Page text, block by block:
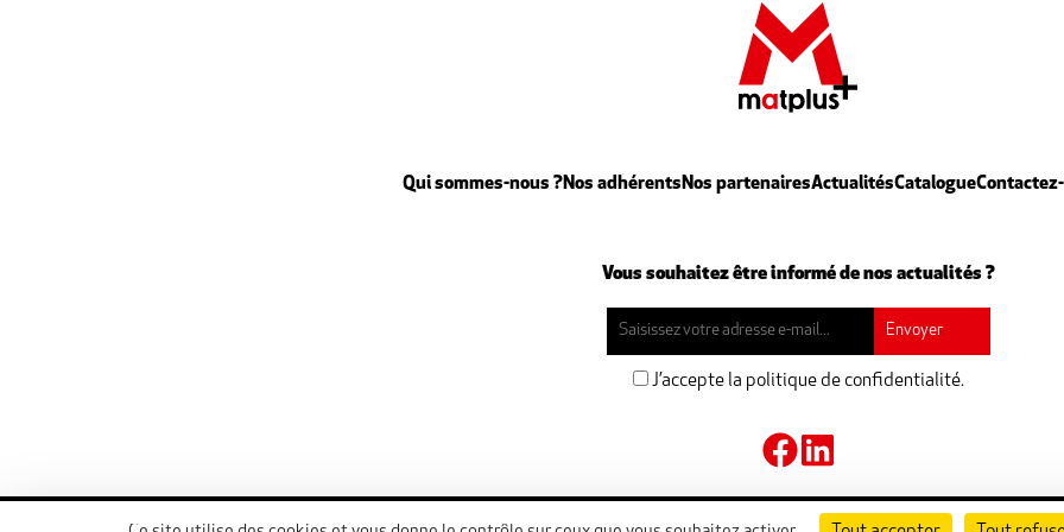
Qui sommes-nous ?Nos adhérents Nos partenairesActualitésCatalogue
Vous souhaitez être informé de nos actualités ?
J’accepte la politique de confidentialité.